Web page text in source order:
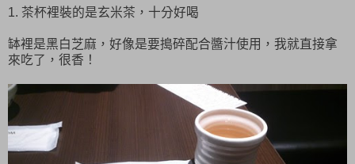
1. 茶杯裡裝的是玄米茶，十分好喝
缽裡是黑白芝麻，好像是要搗碎配合醬汁使用，我就直接拿
來吃了，很香！